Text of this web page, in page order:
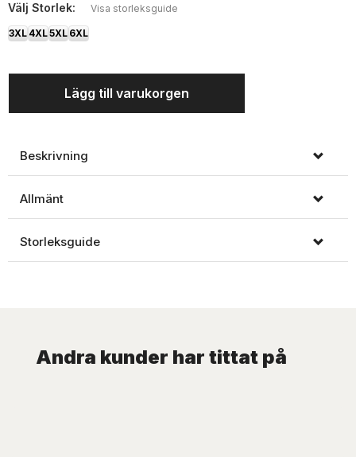
Välj Storlek: Visa storleksguide
3XL 4XL5XL 6XL
Lägg till varukorgen
Beskrivning
Allmänt
Storleksguide
Andra kunder har tittat på